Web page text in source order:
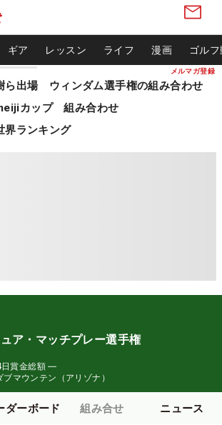
メルマガ登録
ギア レッスン ライフ 漫画 ゴル
ら出場 ウィンダム選手権の組み合わせ
カップ 組み合わせ
界ランキング
ア・マッチプレー選手権
賞金総額 ―
マウンテン（アリゾナ）
ダーボード 組み合せ ニュース